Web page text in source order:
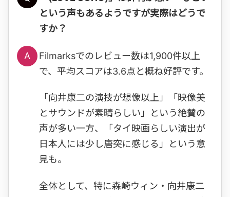
という声もあるようですが実際はどうで
すか？
A
Filmarksでのレビュー数は1,900件以上
で、平均スコアは3.6点と概ね好評です。
「向井康二の演技が想像以上」「映像美
とサウンドが素晴らしい」という絶賛の
声が多い一方、「タイ映画らしい演出が
日本人には少し唐突に感じる」という意
見も。
全体として、特に森崎ウィン・向井康二